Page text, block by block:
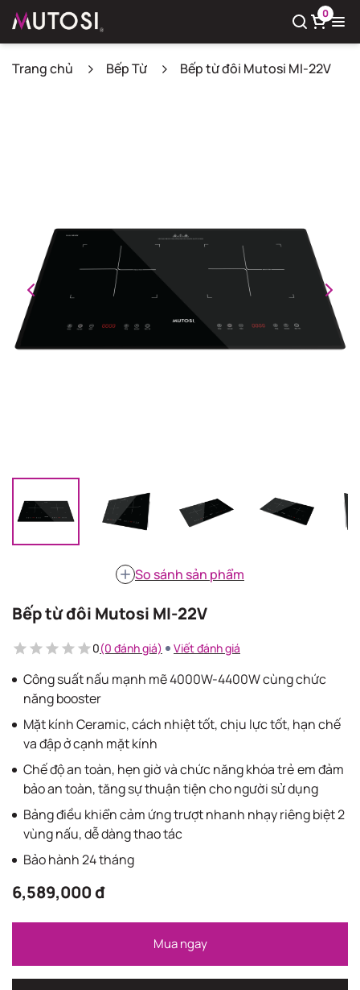
0
Trang chủ Bếp Từ Bếp từ đôi Mutosi MI-22V
So sánh sản phẩm
Bếp từ đôi Mutosi MI-22V
0(0 đánh giá) Viết đánh giá
Công suất nấu mạnh mẽ 4000W-4400W cùng chức
năng booster
Mặt kính Ceramic, cách nhiệt tốt, chịu lực tốt, hạn chế
va đập ở cạnh mặt kính
Chế độ an toàn, hẹn giờ và chức năng khóa trẻ em đảm
bảo an toàn, tăng sự thuận tiện cho người sử dụng
Bảng điều khiển cảm ứng trượt nhanh nhạy riêng biệt 2
vùng nấu, dễ dàng thao tác
Bảo hành 24 tháng
6,589,000 đ
Mua ngay